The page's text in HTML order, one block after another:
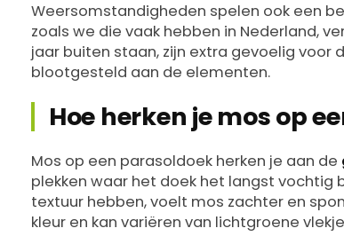
Weersomstandigheden spelen ook een
zoals we die vaak hebben in Nederland,
jaar buiten staan, zijn extra gevoelig
blootgesteld aan de elementen.
Hoe herken je mos op
Mos op een parasoldoek herken je aan de
plekken waar het doek het langst vochtig
textuur hebben, voelt mos zachter en
kleur en kan variëren van lichtgroene